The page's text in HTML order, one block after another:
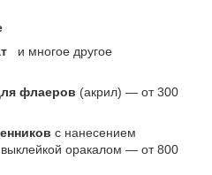
и многое другое
флаеров (акрил) ― от 300
с нанесением
выклейкой оракалом ― от 800